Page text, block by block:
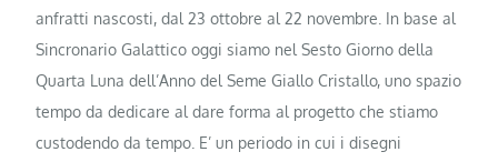
anfratti nascosti, dal 23 ottobre al 22 novembre. In base al
Sincronario Galattico oggi siamo nel Sesto Giorno della
Quarta Luna dell’Anno del Seme Giallo Cristallo, uno spazio
tempo da dedicare al dare forma al progetto che stiamo
custodendo da tempo. E’ un periodo in cui i disegni